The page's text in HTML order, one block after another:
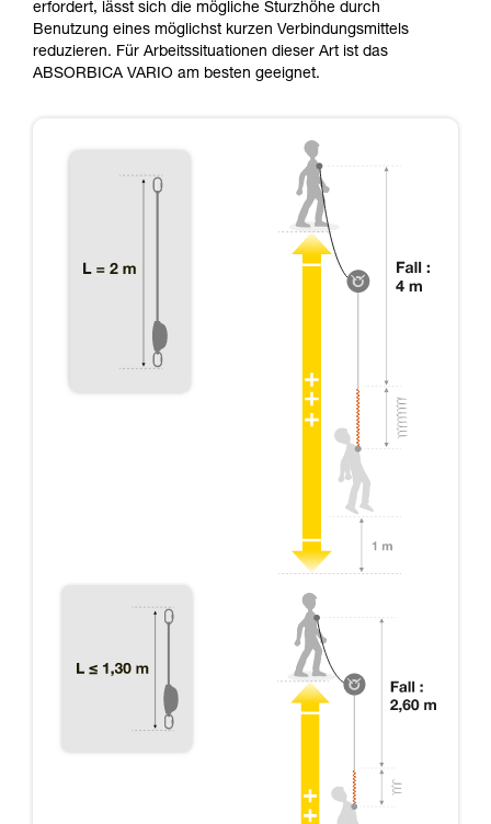
erfordert, lässt sich die mögliche Sturzhöhe durch
Benutzung eines möglichst kurzen Verbindungsmittels
reduzieren. Für Arbeitssituationen dieser Art ist das
ABSORBICA VARIO am besten geeignet.